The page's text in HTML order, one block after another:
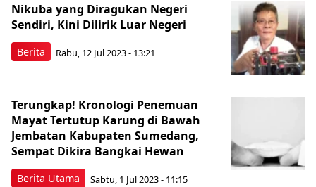
Berita
Nikuba yang Diragukan Negeri
Sendiri, Kini Dilirik Luar Negeri
Rabu, 12 Jul 2023 - 13:21
Berita Utama
Terungkap! Kronologi Penemuan
Mayat Tertutup Karung di Bawah
Jembatan Kabupaten Sumedang,
Sempat Dikira Bangkai Hewan
Sabtu, 1 Jul 2023 - 11:15